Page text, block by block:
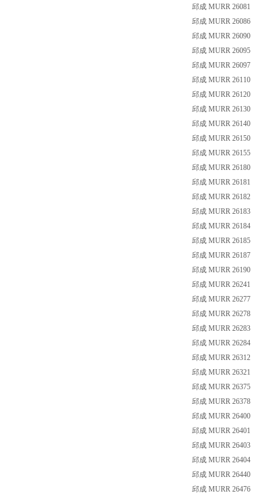
邱成 MURR 26081
邱成 MURR 26086
邱成 MURR 26090
邱成 MURR 26095
邱成 MURR 26097
邱成 MURR 26110
邱成 MURR 26120
邱成 MURR 26130
邱成 MURR 26140
邱成 MURR 26150
邱成 MURR 26155
邱成 MURR 26180
邱成 MURR 26181
邱成 MURR 26182
邱成 MURR 26183
邱成 MURR 26184
邱成 MURR 26185
邱成 MURR 26187
邱成 MURR 26190
邱成 MURR 26241
邱成 MURR 26277
邱成 MURR 26278
邱成 MURR 26283
邱成 MURR 26284
邱成 MURR 26312
邱成 MURR 26321
邱成 MURR 26375
邱成 MURR 26378
邱成 MURR 26400
邱成 MURR 26401
邱成 MURR 26403
邱成 MURR 26404
邱成 MURR 26440
邱成 MURR 26476